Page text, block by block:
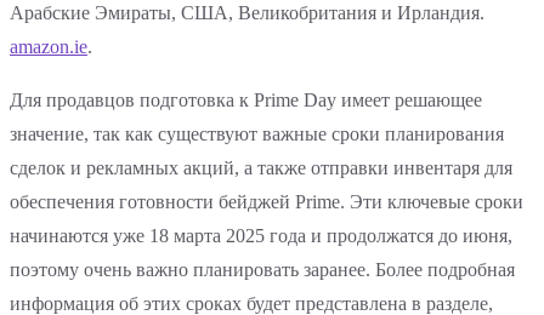
Арабские Эмираты, США, Великобритания и Ирландия.
amazon.ie.
Для продавцов подготовка к Prime Day имеет решающее
значение, так как существуют важные сроки планирования
сделок и рекламных акций, а также отправки инвентаря для
обеспечения готовности бейджей Prime. Эти ключевые сроки
начинаются уже 18 марта 2025 года и продолжатся до июня,
поэтому очень важно планировать заранее. Более подробная
информация об этих сроках будет представлена в разделе,